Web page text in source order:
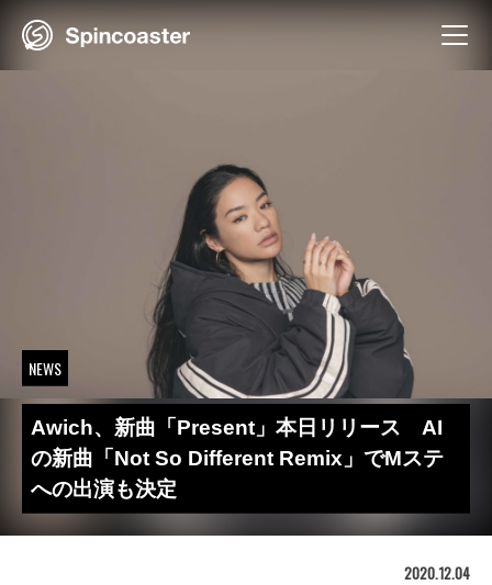
NEWS
Awich、新曲「Present」本日リリース AI
の新曲「Not So Different Remix」でMステ
への出演も決定
2020.12.04